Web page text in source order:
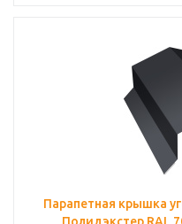
Парапетная крышка